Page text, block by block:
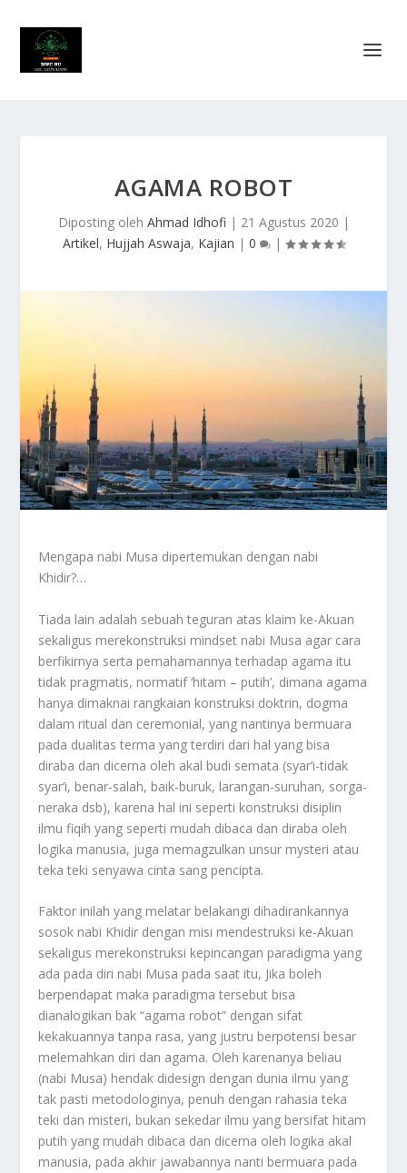
AGAMA ROBOT
Diposting oleh Ahmad Idhofi | 21 Agustus 2020 |
Artikel, Hujjah Aswaja, Kajian | 0 |
Mengapa nabi Musa dipertemukan dengan nabi
Khidir?…
Tiada lain adalah sebuah teguran atas klaim ke-Akuan
sekaligus merekonstruksi mindset nabi Musa agar cara
berfikirnya serta pemahamannya terhadap agama itu
tidak pragmatis, normatif ‘hitam – putih’, dimana agama
hanya dimaknai rangkaian konstruksi doktrin, dogma
dalam ritual dan ceremonial, yang nantinya bermuara
pada dualitas terma yang terdiri dari hal yang bisa
diraba dan dicerna oleh akal budi semata (syar’i-tidak
syar’i, benar-salah, baik-buruk, larangan-suruhan, sorga-
neraka dsb), karena hal ini seperti konstruksi disiplin
ilmu fiqih yang seperti mudah dibaca dan diraba oleh
logika manusia, juga memagzulkan unsur mysteri atau
teka teki senyawa cinta sang pencipta.
Faktor inilah yang melatar belakangi dihadirankannya
sosok nabi Khidir dengan misi mendestruksi ke-Akuan
sekaligus merekonstruksi kepincangan paradigma yang
ada pada diri nabi Musa pada saat itu, Jika boleh
berpendapat maka paradigma tersebut bisa
dianalogikan bak “agama robot” dengan sifat
kekakuannya tanpa rasa, yang justru berpotensi besar
melemahkan diri dan agama. Oleh karenanya beliau
(nabi Musa) hendak didesign dengan dunia ilmu yang
tak pasti metodologinya, penuh dengan rahasia teka
teki dan misteri, bukan sekedar ilmu yang bersifat hitam
putih yang mudah dibaca dan dicerna oleh logika akal
manusia, pada akhir jawabannya nanti bermuara pada